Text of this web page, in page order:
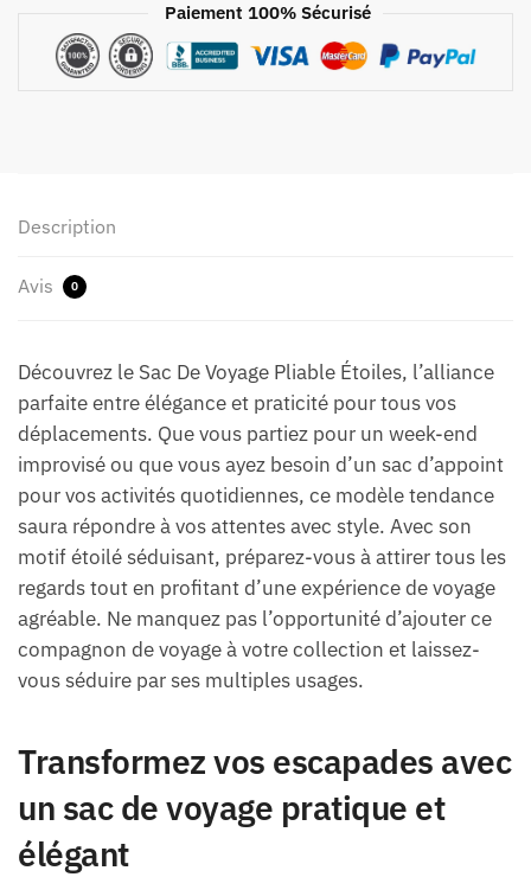
Paiement 100% Sécurisé
Description
Avis 0
Découvrez le Sac De Voyage Pliable Étoiles, l’alliance
parfaite entre élégance et praticité pour tous vos
déplacements. Que vous partiez pour un week-end
improvisé ou que vous ayez besoin d’un sac d’appoint
pour vos activités quotidiennes, ce modèle tendance
saura répondre à vos attentes avec style. Avec son
motif étoilé séduisant, préparez-vous à attirer tous les
regards tout en profitant d’une expérience de voyage
agréable. Ne manquez pas l’opportunité d’ajouter ce
compagnon de voyage à votre collection et laissez-
vous séduire par ses multiples usages.
Transformez vos escapades avec
un sac de voyage pratique et
élégant